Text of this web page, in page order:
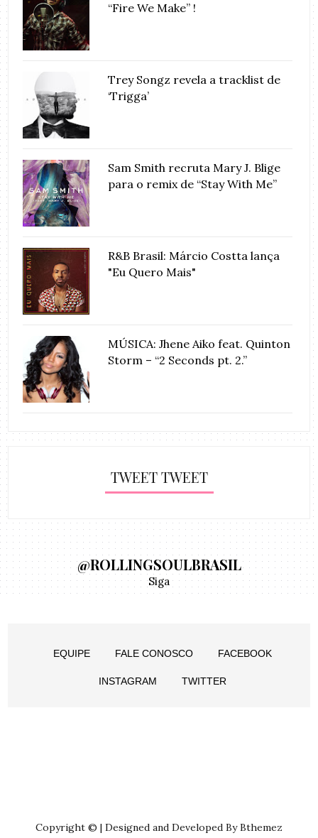
“Fire We Make” !
Trey Songz revela a tracklist de
‘Trigga’
Sam Smith recruta Mary J. Blige
para o remix de “Stay With Me”
R&B Brasil: Márcio Costta lança
"Eu Quero Mais"
MÚSICA: Jhene Aiko feat. Quinton
Storm – “2 Seconds pt. 2.”
TWEET TWEET
@ROLLINGSOULBRASIL
Siga
EQUIPE FALE CONOSCO FACEBOOK
INSTAGRAM TWITTER
Copyright © | Designed and Developed By Bthemez